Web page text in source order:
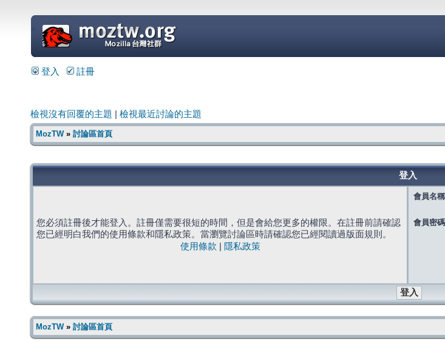
=
登入 註冊
檢視沒有回覆的主題 檢視最近討論的主題
MozTW» 討論區首頁
登入
您必須註冊後才能登入。註冊僅需要很短的時間，但是會給您更多的權限。在註冊前請確認
您已經明白我們的使用條款和隱私政策。當瀏覽討論區時請確認您已經閱讀過版面規則。
使用條款
隱私政策
會員名
會員密
MozTW» 討論區首頁